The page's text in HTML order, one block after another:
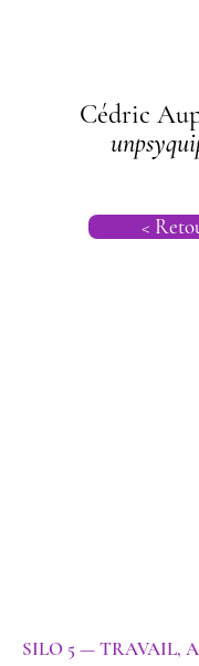
Cédric
<
SILO 5 — TRAVAIL,